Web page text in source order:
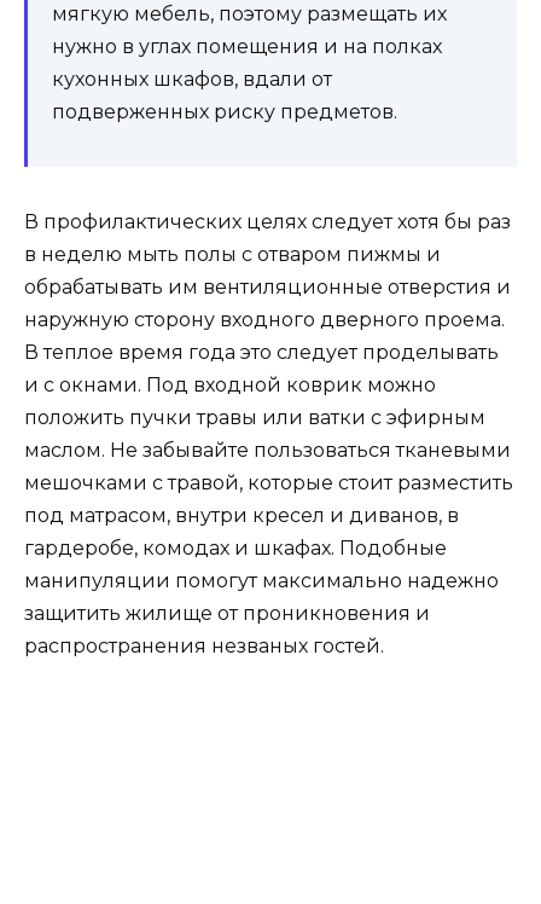
мягкую мебель, поэтому размещать их
нужно в углах помещения и на полках
кухонных шкафов, вдали от
подверженных риску предметов.
В профилактических целях следует хотя бы раз
в неделю мыть полы с отваром пижмы и
обрабатывать им вентиляционные отверстия и
наружную сторону входного дверного проема.
В теплое время года это следует проделывать
и с окнами. Под входной коврик можно
положить пучки травы или ватки с эфирным
маслом. Не забывайте пользоваться тканевыми
мешочками с травой, которые стоит разместить
под матрасом, внутри кресел и диванов, в
гардеробе, комодах и шкафах. Подобные
манипуляции помогут максимально надежно
защитить жилище от проникновения и
распространения незваных гостей.